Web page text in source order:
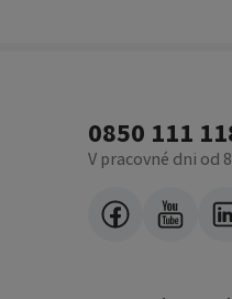
0850 111
V pracovné dni od